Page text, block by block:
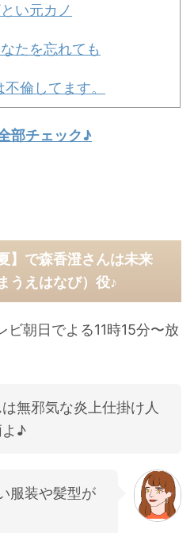
い元カノ
たを忘れても
倫してます。
部チェック♪
】で森香澄さんは未来
うえはなび）役♪
ビ朝日でよる11時15分〜放
無邪気な炎上仕掛け人
よ♪
服装や髪型が